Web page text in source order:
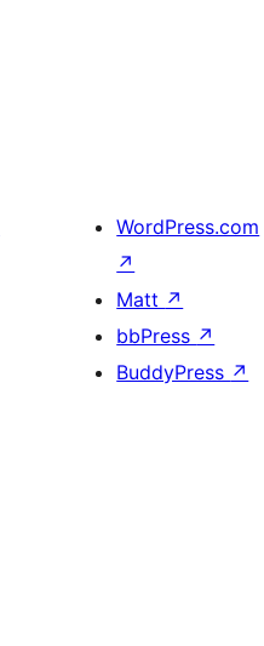
WordPress.com
↗
Matt ↗
bbPress ↗
BuddyPress ↗